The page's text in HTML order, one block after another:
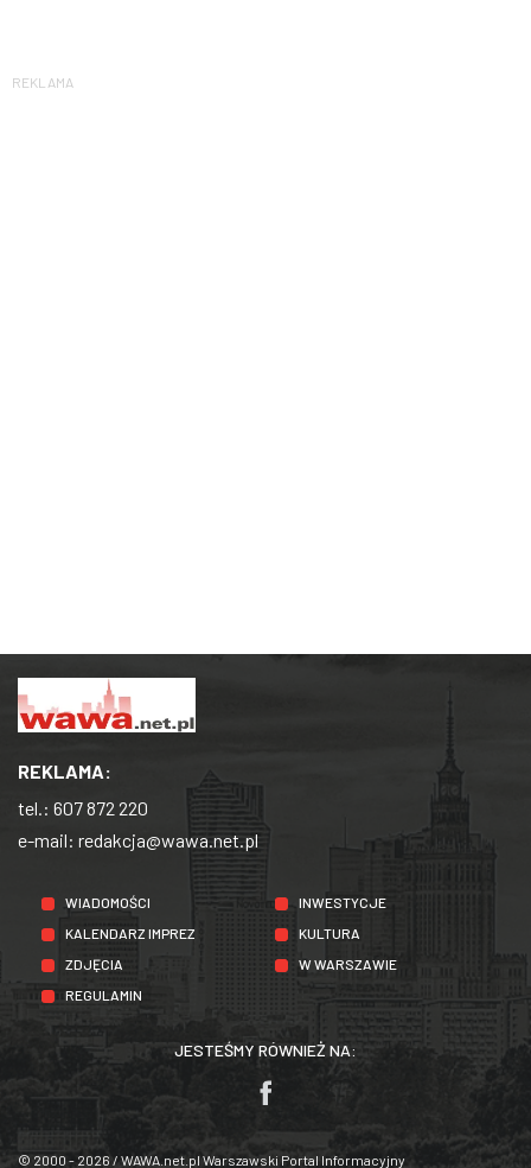
REKLAMA
REKLAMA:
tel.: 607 872 220
e-mail: redakcja@wawa.net.pl
WIADOMOŚCI
INWESTYCJE
KALENDARZ IMPREZ
KULTURA
ZDJĘCIA
W WARSZAWIE
REGULAMIN
JESTEŚMY RÓWNIEŻ NA:
© 2000 - 2026 / WAWA.net.pl Warszawski Portal Informacyjny